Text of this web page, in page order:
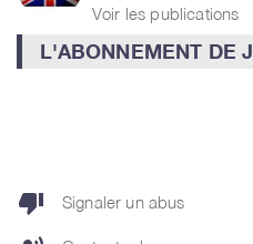
Voir les publications
L'ABONNEMENT DE
thumb_down Signaler un abus